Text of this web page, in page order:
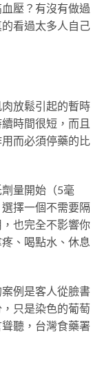
壓？有沒有做過
看過太多人自己
放鬆引起的暫時
時間很短，而且
而必須停藥的比
量開始（5毫
擇一個不需要隔
也完全不影響你
、喝點水、休息
例是客人從臉書
只是染色的葡萄
聽，台灣食藥署